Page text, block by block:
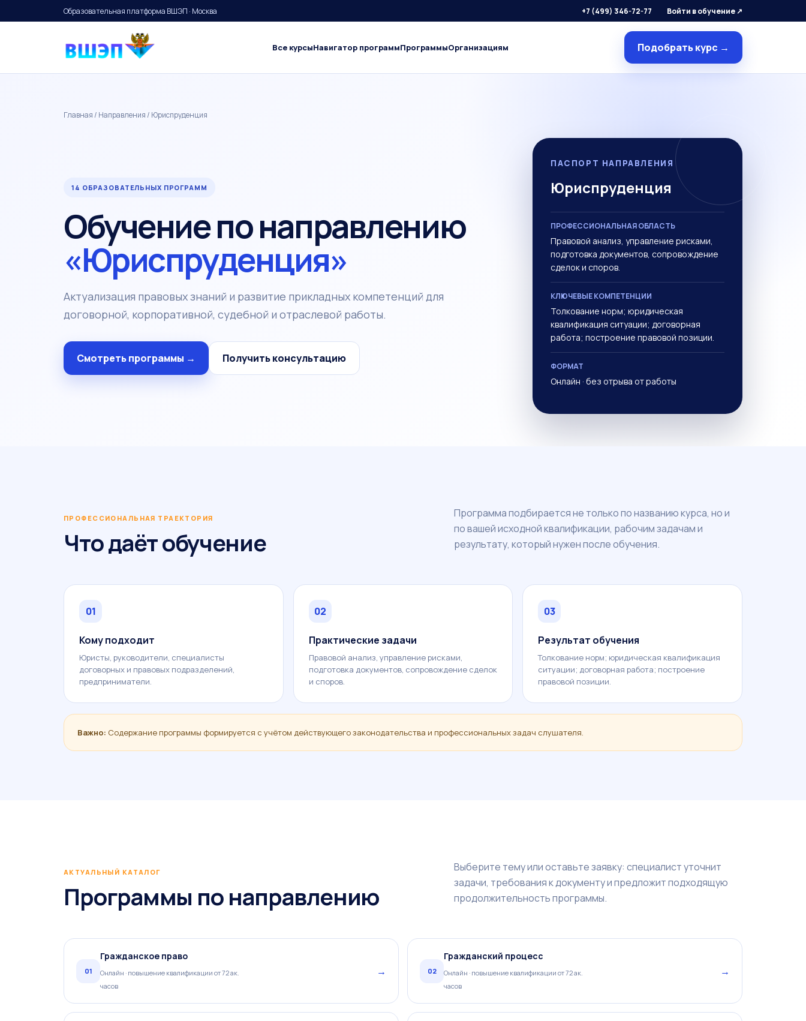
Образовательная платформа ВШЭП · Москва +7 (499) 346-72-77 Войти в обучение ↗
Все курсыНавигатор программПрограммыОрганизациям Подобрать курс →
Главная / Направления / Юриспруденция
14 ОБРАЗОВАТЕЛЬНЫХ ПРОГРАММ
Обучение по направлению
«Юриспруденция»
Актуализация правовых знаний и развитие прикладных компетенций для
договорной, корпоративной, судебной и отраслевой работы.
Смотреть программы → Получить консультацию
ПАСПОРТ НАПРАВЛЕНИЯ
Юриспруденция
ПРОФЕССИОНАЛЬНАЯ ОБЛАСТЬ
Правовой анализ, управление рисками,
подготовка документов, сопровождение
сделок и споров.
КЛЮЧЕВЫЕ КОМПЕТЕНЦИИ
Толкование норм; юридическая
квалификация ситуации; договорная
работа; построение правовой позиции.
ФОРМАТ
Онлайн · без отрыва от работы
ПРОФЕССИОНАЛЬНАЯ ТРАЕКТОРИЯ
Что даёт обучение
Программа подбирается не только по названию курса, но и
по вашей исходной квалификации, рабочим задачам и
результату, который нужен после обучения.
01
Кому подходит
Юристы, руководители, специалисты
договорных и правовых подразделений,
предприниматели.
02
Практические задачи
Правовой анализ, управление рисками,
подготовка документов, сопровождение сделок
и споров.
03
Результат обучения
Толкование норм; юридическая квалификация
ситуации; договорная работа; построение
правовой позиции.
Важно: Содержание программы формируется с учётом действующего законодательства и профессиональных задач слушателя.
АКТУАЛЬНЫЙ КАТАЛОГ
Программы по направлению
Выберите тему или оставьте заявку: специалист уточнит
задачи, требования к документу и предложит подходящую
продолжительность программы.
01
Гражданское право
Онлайн · повышение квалификации от 72 ак.
часов
→ 02
Гражданский процесс
Онлайн · повышение квалификации от 72 ак.
часов
→